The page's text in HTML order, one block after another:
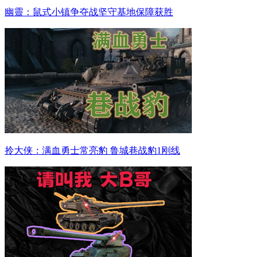
幽靈：鼠式小镇争夺战坚守基地保障获胜
拎大侠：满血勇士常亮豹 鲁城巷战豹1刚线